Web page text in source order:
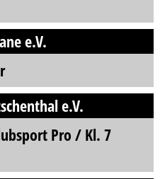
e.V.
e.V.
Pro / Kl. 7